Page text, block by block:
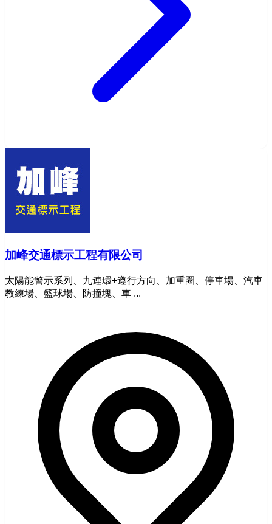
加峰交通標示工程有限公司
太陽能警示系列、九連環+遵行方向、加重圈、停車場、汽車
教練場、籃球場、防撞塊、車 ...